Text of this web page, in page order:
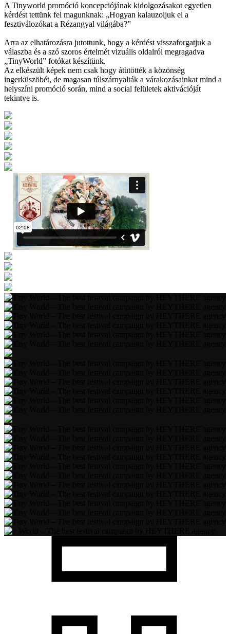
A Tinyworld promóció koncepciójának kidolgozásakot egyetlen
kérdést tettünk fel magunknak: „Hogyan kalauzoljuk el a
fesztiválozókat a Rézangyal világába?”
Arra az elhatározásra jutottunk, hogy a kérdést visszaforgatjuk a
válaszba és a szó szoros értelmét vizuális oldalról megragadva
„TinyWorld” fotókat készítünk.
Az elkészült képek nem csak hogy átütötték a közönség
ingerküszöbét, de magasan túlszárnyalták a várakozásainkat mind a
helyszíni promóció során, mind a social felületek aktivációját
tekintve is.